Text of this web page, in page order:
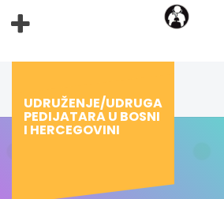
na
UDRUŽENJE/UDRUGA
PEDIJATARA U BOSNI
I HERCEGOVINI